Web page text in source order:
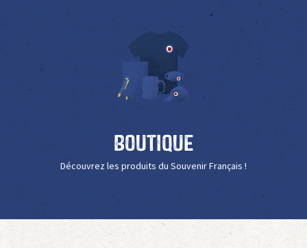
Boutique
Découvrez les produits du Souvenir Français !